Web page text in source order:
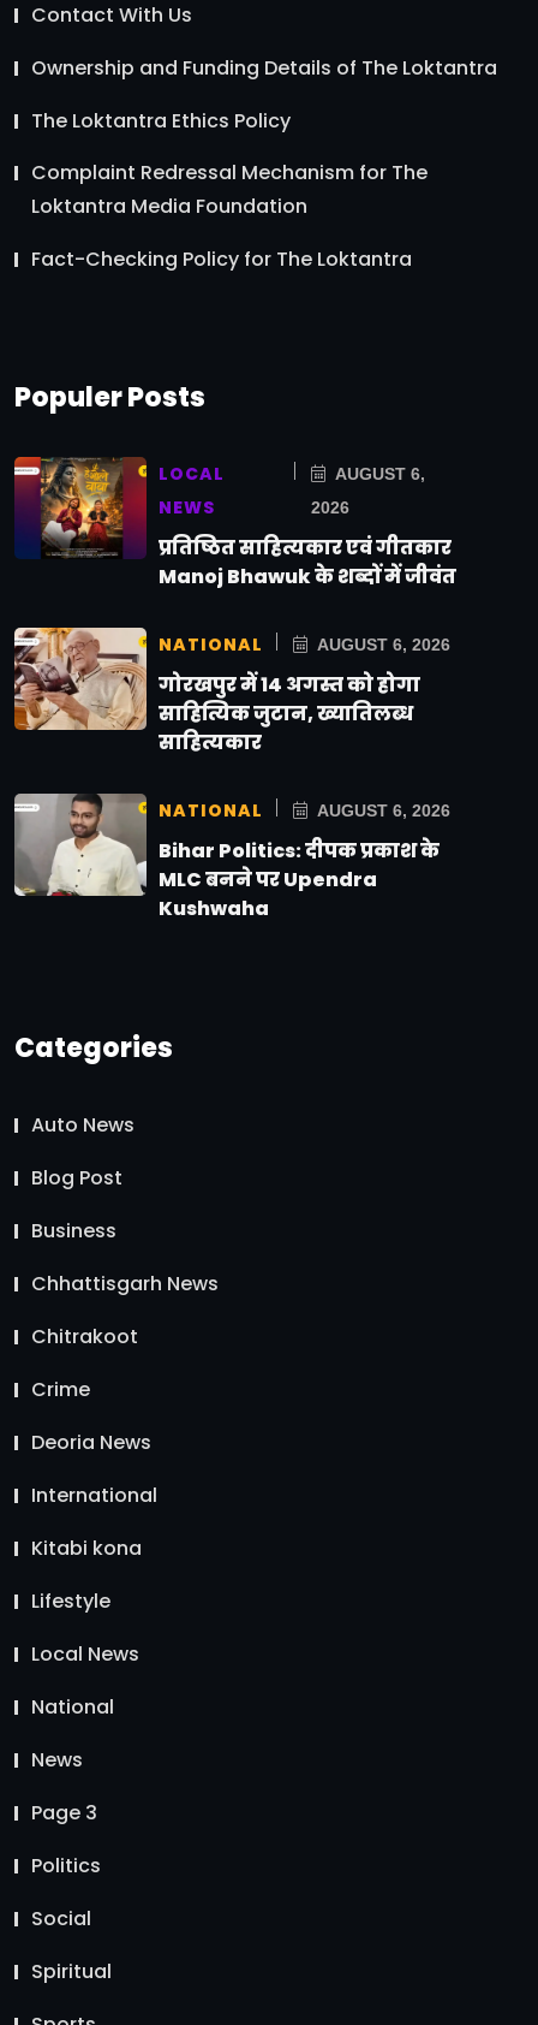
Contact With Us
Ownership and Funding Details of The Loktantra
The Loktantra Ethics Policy
Complaint Redressal Mechanism for The
Loktantra Media Foundation
Fact-Checking Policy for The Loktantra
Populer Posts
LOCAL
NEWS
AUGUST 6,
2026
प्रतिष्ठित साहित्यकार एवं गीतकार
Manoj Bhawuk के शब्दों में जीवंत
NATIONAL AUGUST 6, 2026
गोरखपुर में 14 अगस्त को होगा
साहित्यिक जुटान, ख्यातिलब्ध
साहित्यकार
NATIONAL AUGUST 6, 2026
Bihar Politics: दीपक प्रकाश के
MLC बनने पर Upendra
Kushwaha
Categories
Auto News
Blog Post
Business
Chhattisgarh News
Chitrakoot
Crime
Deoria News
International
Kitabi kona
Lifestyle
Local News
National
News
Page 3
Politics
Social
Spiritual